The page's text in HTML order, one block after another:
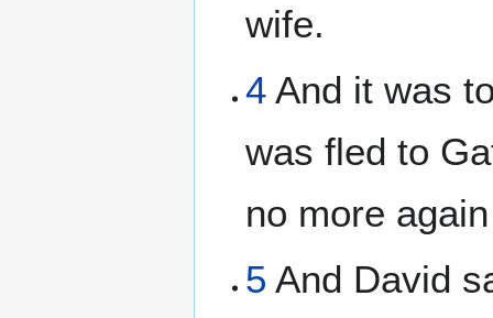
wife.
4 And it was
was fled to
no more
5 And David